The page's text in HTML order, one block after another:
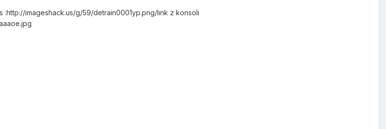
:http://imageshack.us/g/59/detrain0001yp.png/link z konsoli